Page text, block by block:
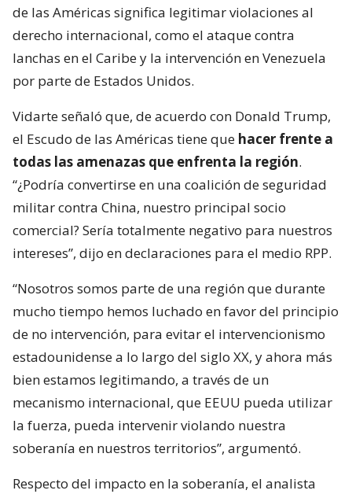
de las Américas significa legitimar violaciones al
derecho internacional, como el ataque contra
lanchas en el Caribe y la intervención en Venezuela
por parte de Estados Unidos.
Vidarte señaló que, de acuerdo con Donald Trump,
el Escudo de las Américas tiene que hacer frente a
todas las amenazas que enfrenta la región.
“¿Podría convertirse en una coalición de seguridad
militar contra China, nuestro principal socio
comercial? Sería totalmente negativo para nuestros
intereses”, dijo en declaraciones para el medio RPP.
“Nosotros somos parte de una región que durante
mucho tiempo hemos luchado en favor del principio
de no intervención, para evitar el intervencionismo
estadounidense a lo largo del siglo XX, y ahora más
bien estamos legitimando, a través de un
mecanismo internacional, que EEUU pueda utilizar
la fuerza, pueda intervenir violando nuestra
soberanía en nuestros territorios”, argumentó.
Respecto del impacto en la soberanía, el analista